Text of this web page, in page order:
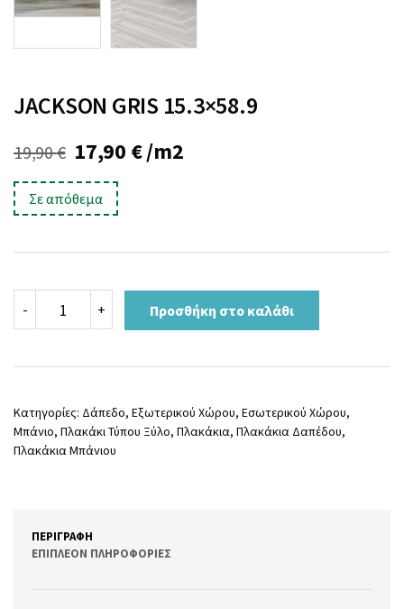
JACKSON GRIS 15.3×58.9
19,90€ Original
price
was:
19,90 €.
17,90 €Η
είναι:
/m2
Σε απόθεμα
-
GRIS
15.3x58.9
+ Προσθήκη στο καλάθι
Κατηγορίες: Δάπεδο, Εξωτερικού Χώρου, Εσωτερικού Χώρου,
Μπάνιο, Πλακάκι Τύπου Ξύλο, Πλακάκια, Πλακάκια Δαπέδου,
Πλακάκια Μπάνιου
ΠΕΡΙΓΡΑΦΉ
ΕΠΙΠΛΈΟΝ ΠΛΗΡΟΦΟΡΊΕΣ